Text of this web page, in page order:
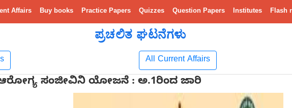
Affairs Buy books Practice Papers Quizzes Question Papers Institutes Flash
ಪ್ರಚಲಿತ ಘಟನೆಗಳು
All Current Affairs
ಸಂಜೀವಿನಿ ಯೋಜನೆ : ಅ.1ರಿಂದ ಜಾರಿ